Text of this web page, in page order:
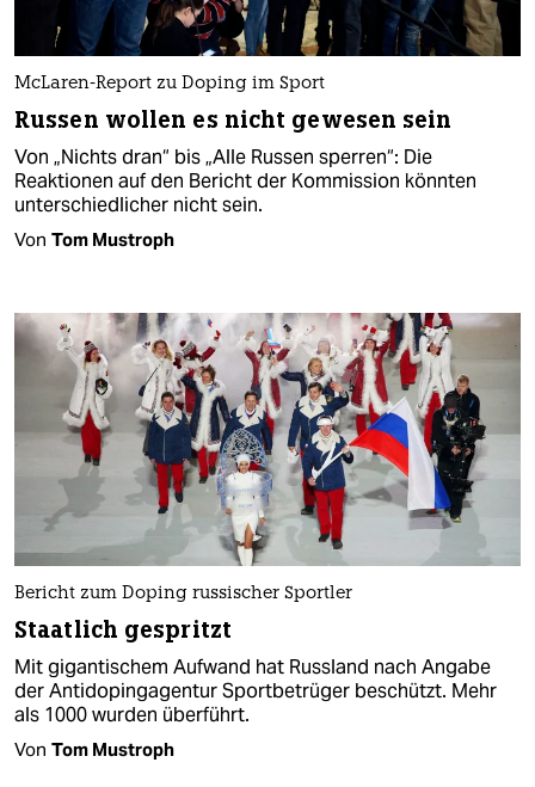
McLaren-Report zu Doping im Sport
Russen wollen es nicht gewesen sein
Von „Nichts dran“ bis „Alle Russen sperren“: Die
Reaktionen auf den Bericht der Kommission könnten
unterschiedlicher nicht sein.
Von Tom Mustroph
Bericht zum Doping russischer Sportler
Staatlich gespritzt
Mit gigantischem Aufwand hat Russland nach Angabe
der Antidopingagentur Sportbetrüger beschützt. Mehr
als 1000 wurden überführt.
Von Tom Mustroph